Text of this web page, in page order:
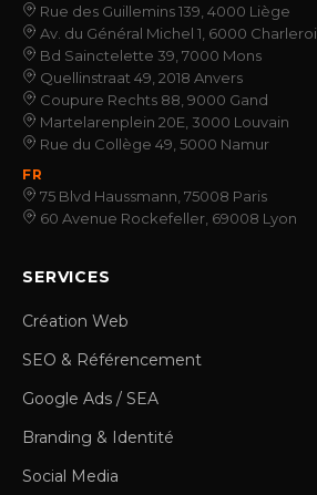
Rue des Guillemins 139, 4000 Liège
Av. du Général Michel 1, 6000 Charleroi
Bd Sainctelette 39, 7000 Mons
Quellinstraat 49, 2018 Anvers
Coupure Rechts 88, 9000 Gand
Martelarenplein 20E, 3000 Louvain
Rue du Collège 49, 5000 Namur
FR
75 Blvd Haussmann, 75008 Paris
60 Avenue Rockefeller, 69008 Lyon
SERVICES
Création Web
SEO & Référencement
Google Ads / SEA
Branding & Identité
Social Media